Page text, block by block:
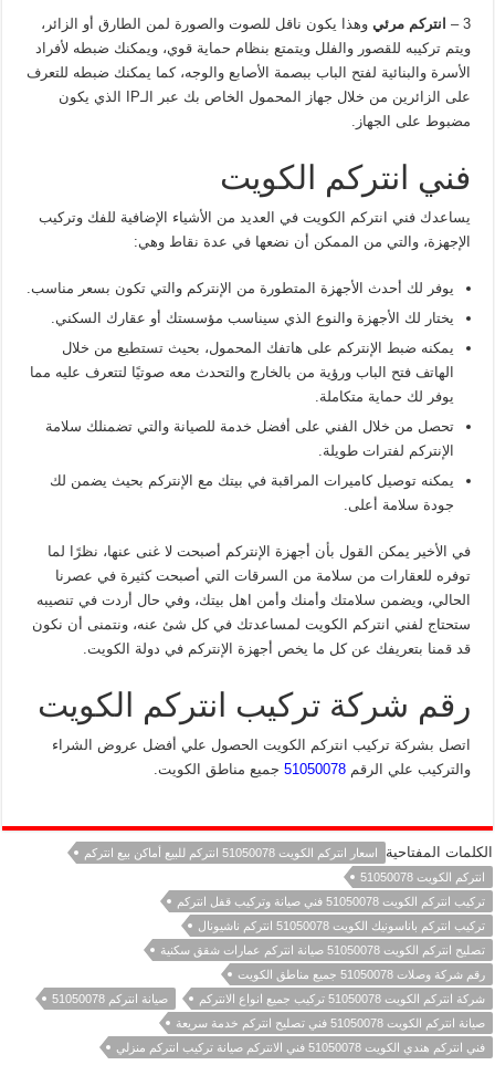
3 – انتركم مرئي وهذا يكون ناقل للصوت والصورة لمن الطارق أو الزائر،
ويتم تركيبه للقصور والفلل ويتمتع بنظام حماية قوي، ويمكنك ضبطه لأفراد
الأسرة والبنائية لفتح الباب ببصمة الأصابع والوجه، كما يمكنك ضبطه للتعرف
على الزائرين من خلال جهاز المحمول الخاص بك عبر الـIP الذي يكون
مضبوط على الجهاز.
فني انتركم الكويت
يساعدك فني انتركم الكويت في العديد من الأشياء الإضافية للفك وتركيب
الإجهزة، والتي من الممكن أن نضعها في عدة نقاط وهي:
يوفر لك أحدث الأجهزة المتطورة من الإنتركم والتي تكون بسعر مناسب.
يختار لك الأجهزة والنوع الذي سيناسب مؤسستك أو عقارك السكني.
يمكنه ضبط الإنتركم على هاتفك المحمول، بحيث تستطيع من خلال
الهاتف فتح الباب ورؤية من بالخارج والتحدث معه صوتيًا لتتعرف عليه مما
يوفر لك حماية متكاملة.
تحصل من خلال الفني على أفضل خدمة للصيانة والتي تضمنلك سلامة
الإنتركم لفترات طويلة.
يمكنه توصيل كاميرات المراقبة في بيتك مع الإنتركم بحيث يضمن لك
جودة سلامة أعلى.
في الأخير يمكن القول بأن أجهزة الإنتركم أصبحت لا غنى عنها، نظرًا لما
توفره للعقارات من سلامة من السرقات التي أصبحت كثيرة في عصرنا
الحالي، ويضمن سلامتك وأمنك وأمن اهل بيتك، وفي حال أردت في تنصيبه
ستحتاج لفني انتركم الكويت لمساعدتك في كل شئ عنه، ونتمنى أن نكون
قد قمنا بتعريفك عن كل ما يخص أجهزة الإنتركم في دولة الكويت.
رقم شركة تركيب انتركم الكويت
اتصل بشركة تركيب انتركم الكويت الحصول علي أفضل عروض الشراء
والتركيب علي الرقم51050078 جميع مناطق الكويت.
الكلمات المفتاحية
اسعار انتركم الكويت 51050078 انتركم للبيع أماكن بيع انتركم
انتركم الكويت 51050078
تركيب انتركم الكويت 51050078 فني صيانة وتركيب قفل انتركم
تركيب انتركم باناسونيك الكويت 51050078 انتركم ناشيونال
تصليح انتركم الكويت 51050078 صيانة انتركم عمارات شقق سكنية
رقم شركة وصلات 51050078 جميع مناطق الكويت
شركة انتركم الكويت 51050078 تركيب جميع انواع الانتركم
صيانة انتركم 51050078
صيانة انتركم الكويت 51050078 فني تصليح انتركم خدمة سريعة
فني انتركم هندي الكويت 51050078 فني الانتركم صيانة تركيب انتركم منزلي